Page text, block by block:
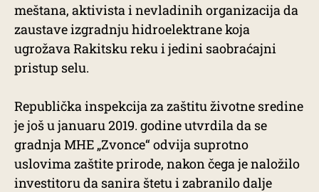
meštana, aktivista i nevladinih organizacija da
zaustave izgradnju hidroelektrane koja
ugrožava Rakitsku reku i jedini saobraćajni
pristup selu.
Republička inspekcija za zaštitu životne sredine
je još u januaru 2019. godine utvrdila da se
gradnja MHE „Zvonce“ odvija suprotno
uslovima zaštite prirode, nakon čega je naložilo
investitoru da sanira štetu i zabranilo dalje